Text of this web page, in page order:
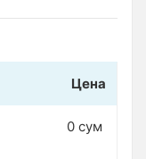
Цена
0 сум